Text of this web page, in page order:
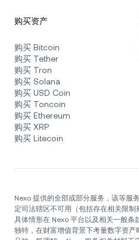
购买资产
购买 Bitcoin
购买 Tether
购买 Tron
购买 Solana
购买 USD Coin
购买 Toncoin
购买 Ethereum
购买 XRP
购买 Litecoin
Nexo 提供的全部或部分服务，该等服
定司法辖区不可用（包括存在相关限
具体情形在 Nexo 平台以及相关一般条
独特，在财富增值背景下考量数字资